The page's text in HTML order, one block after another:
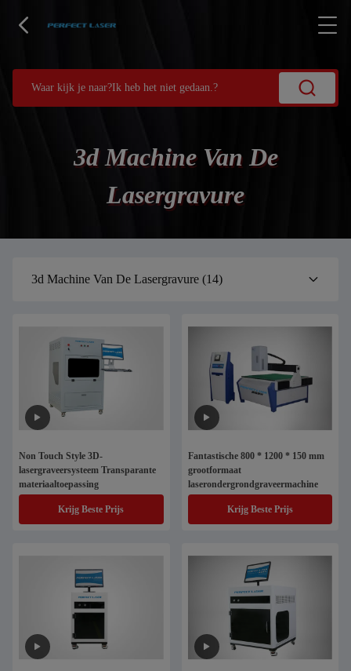
3d Machine Van De
Lasergravure
3d Machine Van De Lasergravure (14)
Non Touch Style 3D-
lasergraveersysteem Transparante
materiaaltoepassing
Krijg Beste Prijs
Fantastische 800 * 1200 * 150 mm
grootformaat
laserondergrondgraveermachine
Krijg Beste Prijs